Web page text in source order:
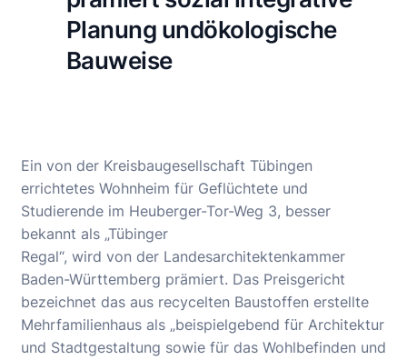
Planung undökologische
Bauweise
Ein von der Kreisbaugesellschaft Tübingen
errichtetes Wohnheim für Geflüchtete und
Studierende im Heuberger-Tor-Weg 3, besser
bekannt als „Tübinger
Regal“, wird von der Landesarchitektenkammer
Baden-Württemberg prämiert. Das Preisgericht
bezeichnet das aus recycelten Baustoffen erstellte
Mehrfamilienhaus als „beispielgebend für Architektur
und Stadtgestaltung sowie für das Wohlbefinden und